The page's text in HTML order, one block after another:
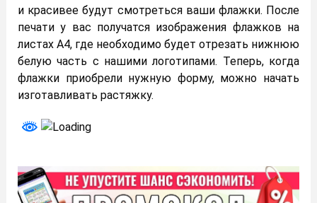
и красивее будут смотреться ваши флажки. После
печати у вас получатся изображения флажков на
листах А4, где необходимо будет отрезать нижнюю
белую часть с нашими логотипами. Теперь, когда
флажки приобрели нужную форму, можно начать
изготавливать растяжку.